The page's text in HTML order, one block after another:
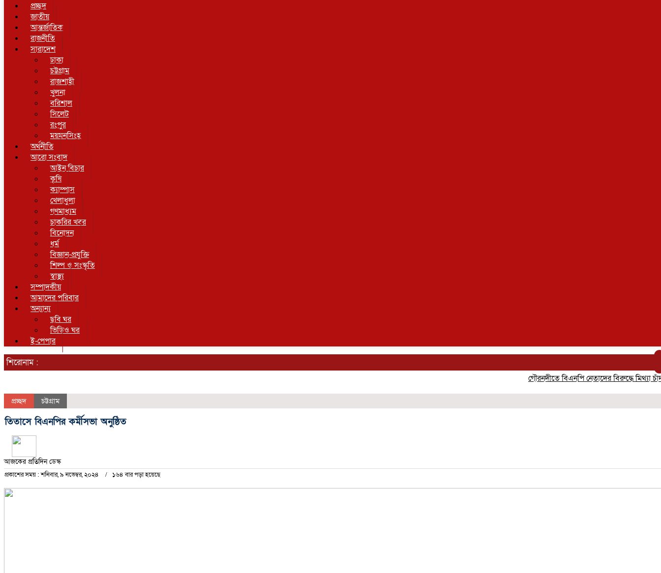
প্রচ্ছদ
জাতীয়
আন্তর্জাতিক
রাজনীতি
সারাদেশ
ঢাকা
চট্টগ্রাম
রাজশাহী
খুলনা
বরিশাল
সিলেট
রংপুর
ময়মনসিংহ
অর্থনীতি
আরো সংবাদ
আইন বিচার
কৃষি
ক্যাম্পাস
খেলাধুলা
গণমাধ্যম
চাকরির খবর
বিনোদন
ধর্ম
বিজ্ঞান-প্রযুক্তি
শিল্প ও সংস্কৃতি
স্বাস্থ্য
সম্পাদকীয়
আমাদের পরিবার
অন্যান্য
ছবি ঘর
ভিডিও ঘর
ই-পেপার
শিরোনাম :
গৌরনদীতে বিএনপি নেতাদের বিরুদ্ধে মিথ্যা চাঁদা
প্রচ্ছদ চট্টগ্রাম
তিতাসে বিএনপির কর্মীসভা অনুষ্ঠিত
আজকের প্রতিদিন ডেস্ক
প্রকাশের সময় : শনিবার, ৯ নভেম্বর, ২০২৪ ১৬৪ বার পড়া হয়েছে